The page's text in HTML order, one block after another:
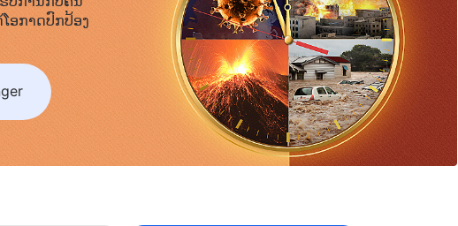
ມຈິງ: ໃນສະໄໝທີ່ຍັງບໍ່ມີແຜ່ນດິນໂລກ, ເທວະທູດຄືທູດສະຫວັນທີ່ຍິ່ງໃຫຍ່. ມັນມີ
ນອໍານາດທີ່ພຣະເຈົ້າຊົງມອບໃຫ້ມັນ. ນອກຈາກພຣະເຈົ້າແລ້ວ, ມັນຄືຜູ້ຍິ່ງໃຫຍ່
ເຈົ້າຊົງສ້າງມະນຸດ, ເທວະທູດຈຶ່ງດໍາເນີນການທໍລະຍົດຕໍ່ພຣະເຈົ້າຢ່າງໃຫຍ່ຫຼວງ
ເພາະວ່າມັນຕ້ອງການຄຸ້ມຄອງມະນຸດຊາດ ແລະ ຢູ່ເໜືອອໍານາດຂອງພຣະເຈົ້າ.
ເຮັດແບບນັ້ນ ຍ້ອນມັນຕ້ອງການສ້າງອານາຈັກຂອງມັນເທິງແຜ່ນດິນໂລກ ແລະ ເຮັດ
ແທນ. ເທວະທູດເຫັນວ່າ ມີຫຼາຍສິ່ງທີ່ສາມາດເຊື່ອຟັງມັນ; ທູດສະຫວັນສາມາດ
ນ. ຝູງນົກ, ສັດປ່າ, ຕົ້ນໄມ້, ປ່າດົງ, ພູເຂົາ, ແມ່ນໍ້າ ແລະ ສັບພະສິ່ງທັງໝົດເທິງ
ຄື ອາດາມ ແລະ ເອວາ, ແລ້ວອາດາມ ແລະ ເອວາກໍເຊື່ອຟັງມັນ. ສະນັ້ນ, ເທວະ
ລະ ທໍລະຍົດຕໍ່ພຣະອົງ. ຫຼັງຈາກນັ້ນ ມັນນໍາພາທູດສະຫວັນທັງຫຼາຍທໍລະຍົດ
ໆ. ການພັດທະນາຂອງມວນມະນຸດມາເຖິງທຸກວັນນີ້ບໍ່ແມ່ນເກີດຈາກຄວາມ
ອກາດປົກປ້ອງ